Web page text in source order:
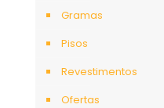
Gramas
Pisos
Revestimentos
Ofertas